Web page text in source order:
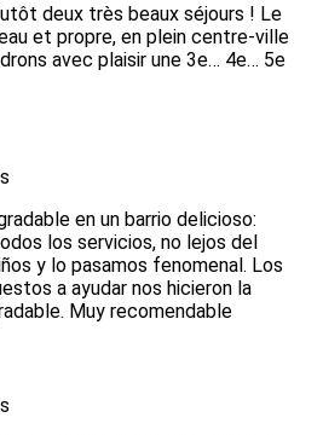
deux très beaux séjours ! Le
et propre, en plein centre-ville
avec plaisir une 3e… 4e… 5e
en un barrio delicioso:
los servicios, no lejos del
y lo pasamos fenomenal. Los
a ayudar nos hicieron la
Muy recomendable